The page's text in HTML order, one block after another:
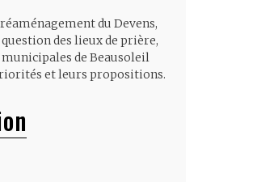
du Devens,
des lieux de prière,
municipales de Beausoleil
et leurs propositions.